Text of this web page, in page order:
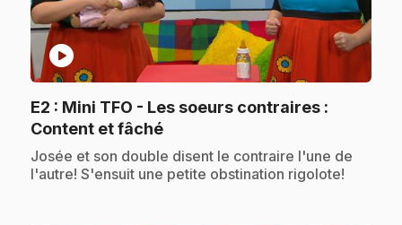
play_circle
E2 : Mini TFO - Les soeurs contraires :
Content et fâché.
.Josée et son double disent le contraire l'une de
l'autre! S'ensuit une petite obstination rigolote!